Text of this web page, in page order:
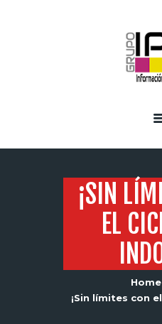
¡SIN
EL
Home
¡Sin límites con